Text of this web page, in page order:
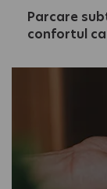
Parcare
confortul